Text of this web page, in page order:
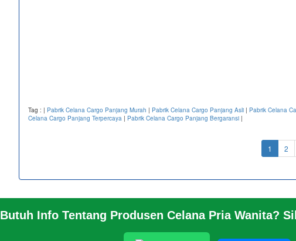
Tag : | Pabrik Celana Cargo Panjang Murah | Pabrik Celana Cargo Panjang Asli | Pabrik Celana
Celana Cargo Panjang Terpercaya | Pabrik Celana Cargo Panjang Bergaransi |
1 (current)
2
Butuh Info Tentang Produsen Celana Pria Wanita?
PABRIK KAMI
© 2026 https://